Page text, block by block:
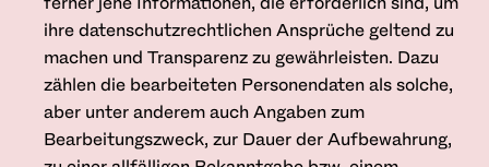
ferner jene Informationen, die erforderlich sind, um
ihre datenschutzrechtlichen Ansprüche geltend zu
machen und Transparenz zu gewährleisten. Dazu
zählen die bearbeiteten Personendaten als solche,
aber unter anderem auch Angaben zum
Bearbeitungszweck, zur Dauer der Aufbewahrung,